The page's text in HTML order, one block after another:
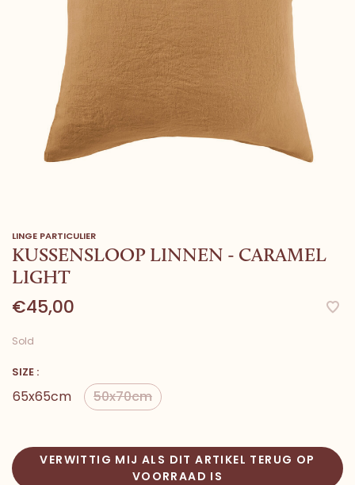
LINGE PARTICULIER
KUSSENSLOOP LINNEN - CARAMEL
LIGHT
€45,00
Sold
SIZE :
65x65cm 50x70cm
VERWITTIG MIJ ALS DIT ARTIKEL TERUG OP
VOORRAAD IS